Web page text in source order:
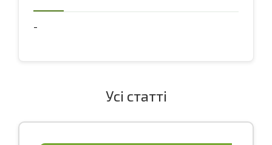
-
Усі статті